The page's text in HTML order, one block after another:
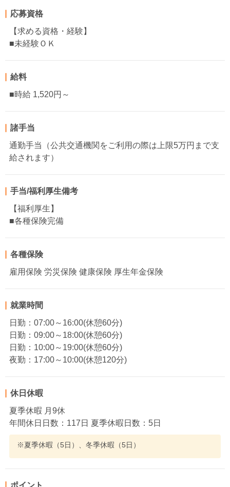
応募資格
【求める資格・経験】
■未経験ＯＫ
給料
■時給 1,520円～
諸手当
通勤手当（公共交通機関をご利用の際は上限5万円まで支
給されます）
手当/福利厚生備考
【福利厚生】
■各種保険完備
各種保険
雇用保険 労災保険 健康保険 厚生年金保険
就業時間
日勤：07:00～16:00(休憩60分)
日勤：09:00～18:00(休憩60分)
日勤：10:00～19:00(休憩60分)
夜勤：17:00～10:00(休憩120分)
休日休暇
夏季休暇 月9休
年間休日日数：117日 夏季休暇日数：5日
※夏季休暇（5日）、冬季休暇（5日）